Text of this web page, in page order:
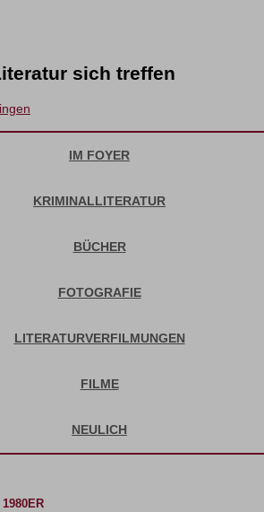
sich treffen
IM FOYER
KRIMINALLITERATUR
BÜCHER
FOTOGRAFIE
LITERATURVERFILMUNGEN
FILME
NEULICH
1980ER